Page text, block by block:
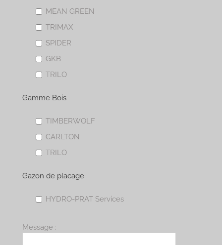
MEAN GREEN
TRIMAX
SPIDER
GKB
TRILO
Gamme Bois
TIMBERWOLF
CARLTON
TRILO
Gazon de placage
HYDRO-PRAT Services
Message :